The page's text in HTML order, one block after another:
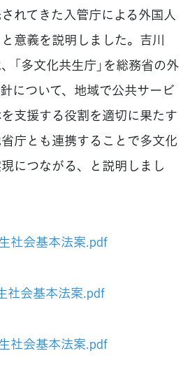
れてきた入管庁による外国人
意義を説明しました。吉川
「多文化共生庁」を総務省の外
について、地域で公共サービ
支援する役割を適切に果たす
庁とも連携することで多文化
につながる、と説明しまし
社会基本法案.pdf
社会基本法案.pdf
社会基本法案.pdf